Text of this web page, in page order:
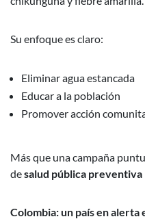
Su enfoque es claro:
Eliminar agua estancada
Educar a la población
Promover acción
Más que una campaña
desalud pública preventiva
Colombia: un país en alerta